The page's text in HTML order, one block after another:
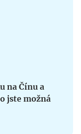
na Čínu a
jste možná